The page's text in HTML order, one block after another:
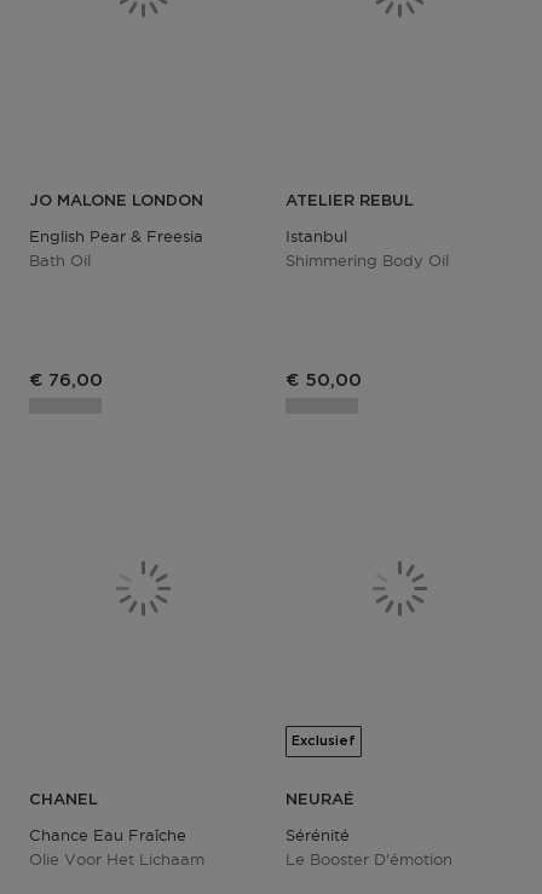
JO MALONE LONDON
English Pear & Freesia
Bath Oil
€ 76,00
ATELIER REBUL
Istanbul
Shimmering Body Oil
€ 50,00
CHANEL
Chance Eau Fraîche
Olie Voor Het Lichaam
Exclusief
NEURAÉ
Sérénité
Le Booster D'émotion